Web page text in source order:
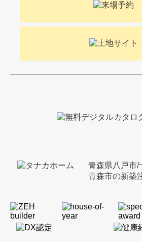
青森県八戸市/
青森市の新築